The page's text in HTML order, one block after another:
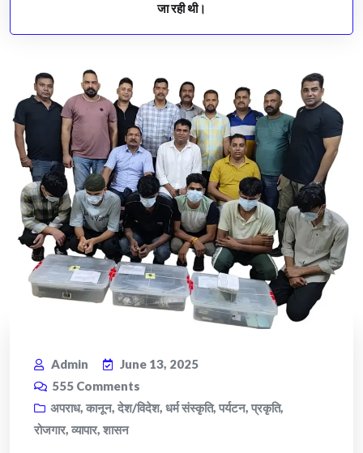
जा रही थी।
Admin
June 13, 2025
555 Comments
अपराध, कानून, देश/विदेश, धर्म संस्कृति, पर्यटन, प्रकृति,
रोजगार, व्यापार, शासन